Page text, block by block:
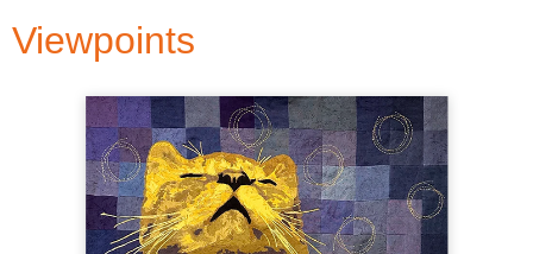
Viewpoints